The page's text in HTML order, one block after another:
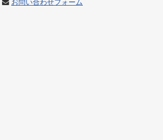
お問い合わせフォーム